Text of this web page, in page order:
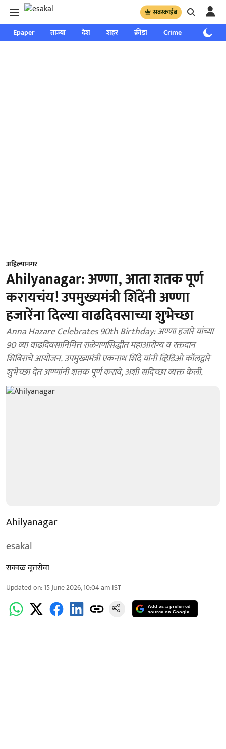
सबस्क्राईब
Epaper ताज्या देश शहर क्रीडा Crime साप्ताहिक
अहिल्यानगर
Ahilyanagar: अण्णा, आता शतक पूर्ण
करायचंय! उपमुख्यमंत्री शिंदेंनी अण्णा
हजारेंना दिल्या वाढदिवसाच्या शुभेच्छा
Anna Hazare Celebrates 90th Birthday: अण्णा हजारे यांच्या
90 व्या वाढदिवसानिमित्त राळेगणसिद्धीत महाआरोग्य व रक्तदान
शिबिराचे आयोजन. उपमुख्यमंत्री एकनाथ शिंदे यांनी व्हिडिओ कॉलद्वारे
शुभेच्छा देत अण्णांनी शतक पूर्ण करावे, अशी सदिच्छा व्यक्त केली.
Ahilyanagar
esakal
सकाळ वृत्तसेवा
Updated on:15 June 2026, 10:04 am IST
Add as a preferred
source on Google